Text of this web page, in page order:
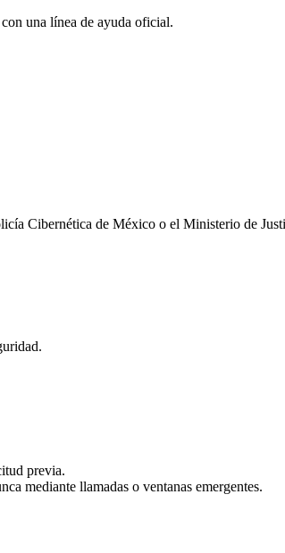
una línea de ayuda oficial.
Cibernética de México o el Ministerio de
previa.
mediante llamadas o ventanas emergentes.